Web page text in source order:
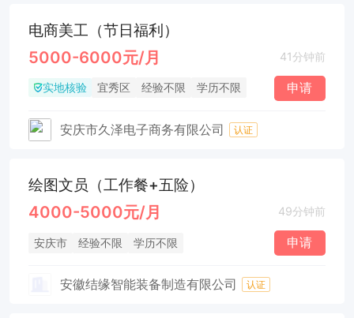
电商美工（节日福利）
5000-6000元/月 41分钟前
实地核验 宜秀区 经验不限 学历不限 申请
安庆市久泽电子商务有限公司 认证
绘图文员（工作餐+五险）
4000-5000元/月 49分钟前
安庆市 经验不限 学历不限 申请
安徽结缘智能装备制造有限公司 认证